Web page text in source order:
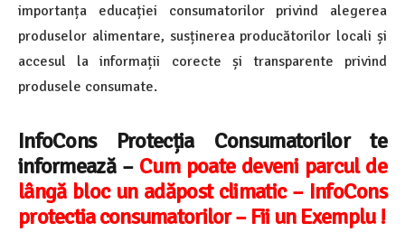
importanța educației consumatorilor privind alegerea
produselor alimentare, susținerea producătorilor locali și
accesul la informații corecte și transparente privind
produsele consumate.
InfoCons Protecția Consumatorilor te
informează – Cum poate deveni parcul de
lângă bloc un adăpost climatic – InfoCons
protectia consumatorilor – Fii un Exemplu !